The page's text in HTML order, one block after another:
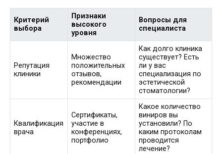
Критерий
выбора
Признаки
высокого
уровня
Вопросы для
специалиста
Репутация
клиники
Множество
положительных
отзывов,
рекомендации
Как долго клиника
существует? Есть
ли у вас
специализация по
эстетической
стоматологии?
Квалификация
врача
Сертификаты,
участие в
конференциях,
портфолио
Какое количество
виниров вы
установили? По
каким протоколам
проводится
лечение?